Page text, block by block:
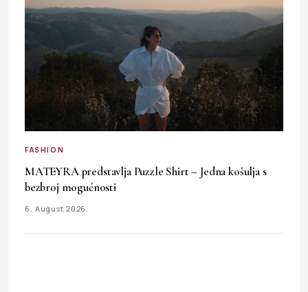
FASHION
MATEYRA predstavlja Puzzle Shirt – Jedna košulja s
bezbroj mogućnosti
6. August 2026.